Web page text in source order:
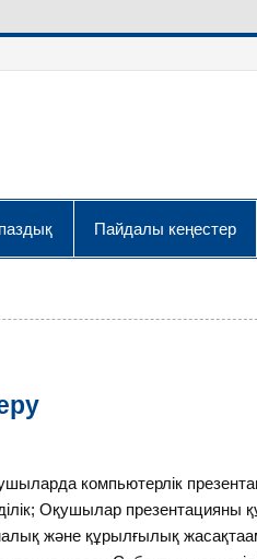
Пайдалы кеңестер
компьютерлік
Оқушылар презентацияны
және құрылғылық